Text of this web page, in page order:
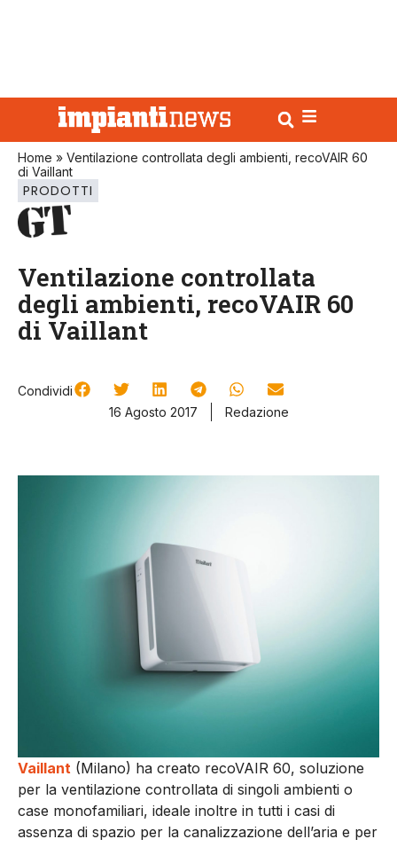
Home » Ventilazione controllata degli ambienti, recoVAIR 60
di Vaillant
PRODOTTI
Ventilazione controllata
degli ambienti, recoVAIR 60
di Vaillant
Condividi
16 Agosto 2017
Redazione
Vaillant (Milano) ha creato recoVAIR 60, soluzione
per la ventilazione controllata di singoli ambienti o
case monofamiliari, ideale inoltre in tutti i casi di
assenza di spazio per la canalizzazione dell’aria e per